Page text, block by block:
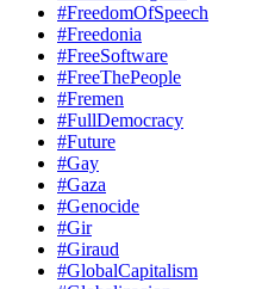
#FreedomOfSpeech
#Freedonia
#FreeSoftware
#FreeThePeople
#Fremen
#FullDemocracy
#Future
#Gay
#Gaza
#Genocide
#Gir
#Giraud
#GlobalCapitalism